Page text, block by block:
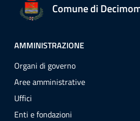
Comune di
AMMINISTRAZIONE
Organi di governo
Aree amministrative
Uffici
Enti e fondazioni